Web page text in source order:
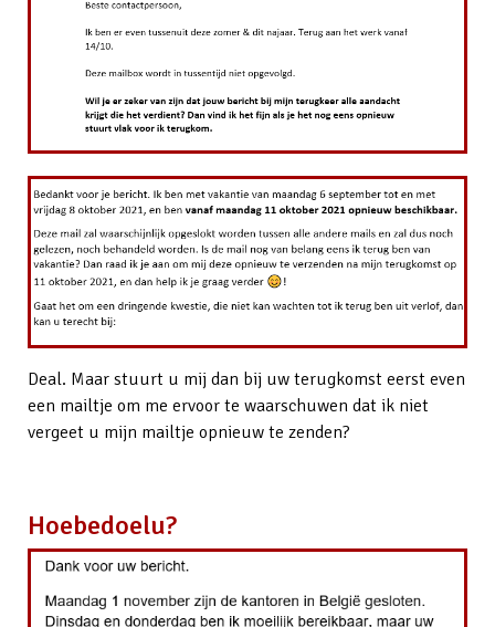
Deal. Maar stuurt u mij dan bij uw terugkomst eerst even
een mailtje om me ervoor te waarschuwen dat ik niet
vergeet u mijn mailtje opnieuw te zenden?
Hoebedoelu?